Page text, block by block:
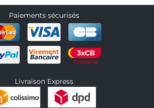
Paiements sécurisés
Livraison Express